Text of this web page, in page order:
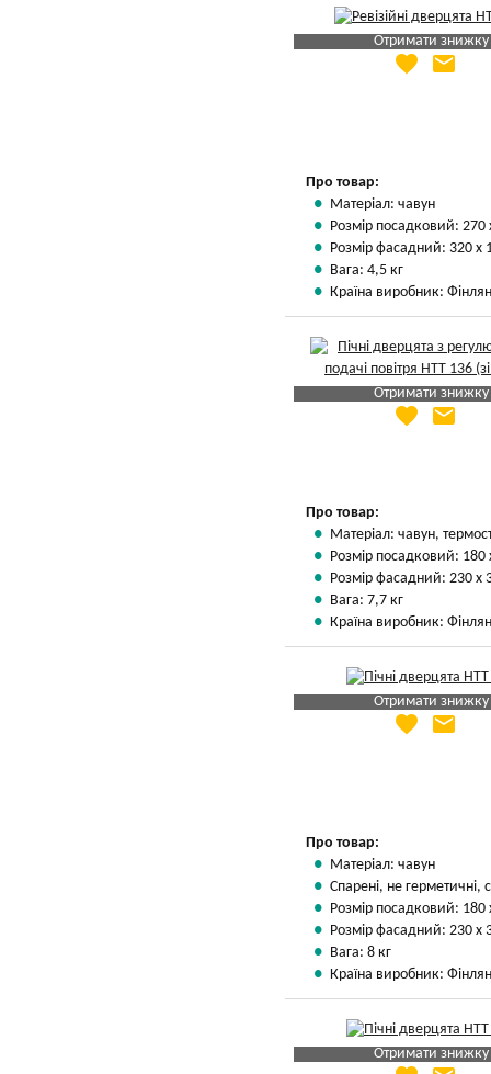
Отримати знижку
Яка Ваша ціна
favorite email
Про товар:
Матеріал: чавун
Розмір посадковий:
Розмір фасадний: 320 х
Вага: 4,5 кг
Країна виробник:
Отримати знижку
Яка Ваша ціна
favorite email
Про товар:
Матеріал: чавун,
Розмір посадковий:
Розмір фасадний: 230 х
Вага: 7,7 кг
Країна виробник:
Отримати знижку
Яка Ваша ціна
favorite email
Про товар:
Матеріал: чавун
Спарені, не герметичні,
Розмір посадковий:
Розмір фасадний: 230 х
Вага: 8 кг
Країна виробник:
Отримати знижку